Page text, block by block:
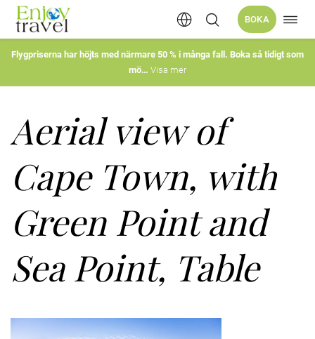
Hoppa
till
innehåll
BOKA
Flygpriserna har höjts med närmare 50 % i många fall. Boka så tidigt som
mö
Visa mer
Aerial view of
Cape Town, with
Green Point and
Sea Point, Table